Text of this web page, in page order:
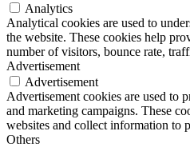
Analytics
Analytical cookies are used to
the website. These cookies help
number of visitors, bounce rate,
Advertisement
Advertisement
Advertisement cookies are used to
and marketing campaigns. These
websites and collect information to
Others